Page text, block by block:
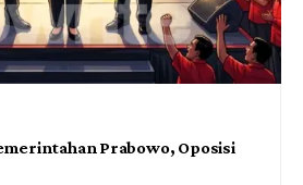
Prabowo, Oposisi